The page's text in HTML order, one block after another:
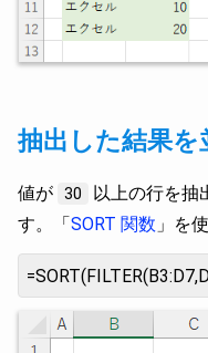
抽出した結果を
値が 30
以上の行を抽
す。「SORT 関数 」を